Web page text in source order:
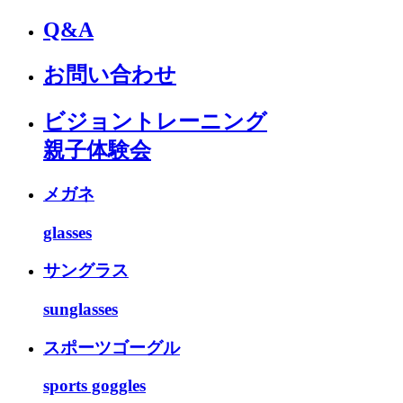
Q&A
お問い合わせ
ビジョントレーニング
親子体験会
メガネ
glasses
サングラス
sunglasses
スポーツゴーグル
sports goggles